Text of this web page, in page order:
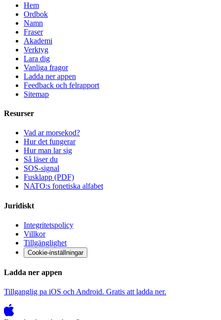
Hem
Ordbok
Namn
Fraser
Akademi
Verktyg
Lara dig
Vanliga fragor
Ladda ner appen
Feedback och felrapport
Sitemap
Resurser
Vad ar morsekod?
Hur det fungerar
Hur man lar sig
Så läser du
SOS-signal
Fusklapp (PDF)
NATO:s fonetiska alfabet
Juridiskt
Integritetspolicy
Villkor
Tillgänglighet
Cookie-inställningar
Ladda ner appen
Tillganglig pa iOS och Android. Gratis att ladda ner.